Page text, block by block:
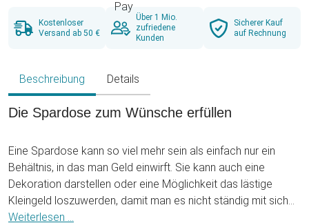
Kostenloser
Versand ab 50 €
Über 1 Mio.
zufriedene
Kunden
Sicherer Kauf
auf Rechnung
Beschreibung Details
Die Spardose zum Wünsche erfüllen
Eine Spardose kann so viel mehr sein als einfach nur ein
Behältnis, in das man Geld einwirft. Sie kann auch eine
Dekoration darstellen oder eine Möglichkeit das lästige
Kleingeld loszuwerden, damit man es nicht ständig mit sich
herumschleppen und schauen muss, wie man es am besten
Weiterlesen ...